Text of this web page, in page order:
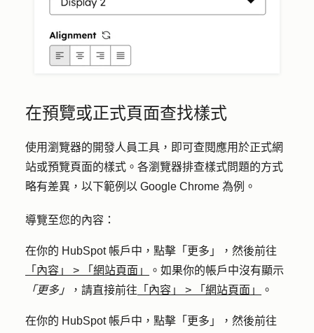
在預覽或正式頁面查找樣式
使用瀏覽器的開發人員工具，即可查閱應用於正式網
站或預覽頁面的樣式。各瀏覽器排查樣式問題的方式
略有差異，以下範例以 Google Chrome 為例。
導覽至您的內容：
在你的 HubSpot 帳戶中，點擊 「更多」
，然後前往
「內容」
> 「網站頁面」
。如果你的帳戶中沒有顯示
「更多」
，請直接前往 「內容」 > 「網站頁面」 。
在你的 HubSpot 帳戶中，點擊 「更多」
，然後前往